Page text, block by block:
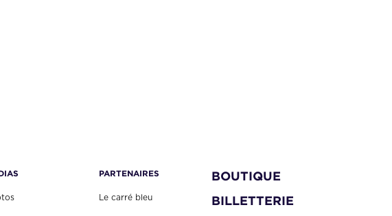
PARTENAIRES
Le carré bleu
BOUTIQUE
BILLETTERIE